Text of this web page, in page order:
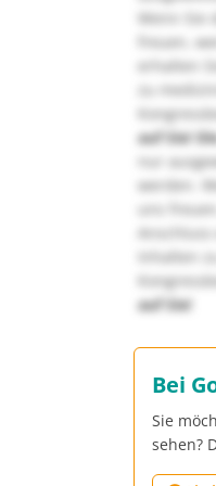
Wenn
freuen,
erhalten
zu
auf Sie!
nur
werden.
uns
Inhalten
auf Sie!
Bei
Sie
sehen?